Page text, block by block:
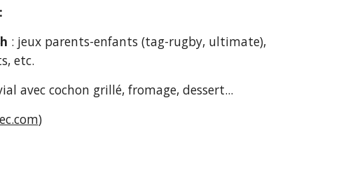
:
: jeux parents-enfants (tag-rugby, ultimate),
etc.
avec cochon grillé, fromage, dessert...
)